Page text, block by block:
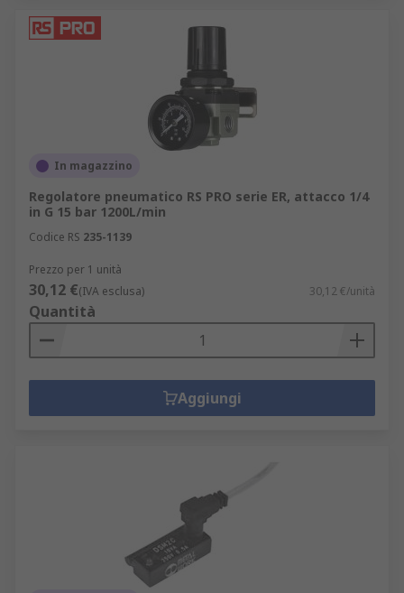
In magazzino
Regolatore pneumatico RS PRO serie ER, attacco 1/4
in G 15 bar 1200L/min
Codice RS 235-1139
Prezzo per 1 unità
30,12 €(IVA esclusa) 30,12 €/unità
Quantità
Aggiungi